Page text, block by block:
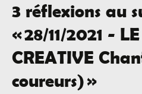
des
articles
3 réflexions au
«28/11/2021 -
CREATIVE
coureurs)»